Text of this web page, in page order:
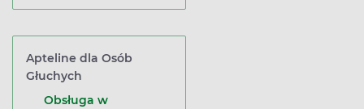
Apteline dla Osób
Głuchych
Obsługa w